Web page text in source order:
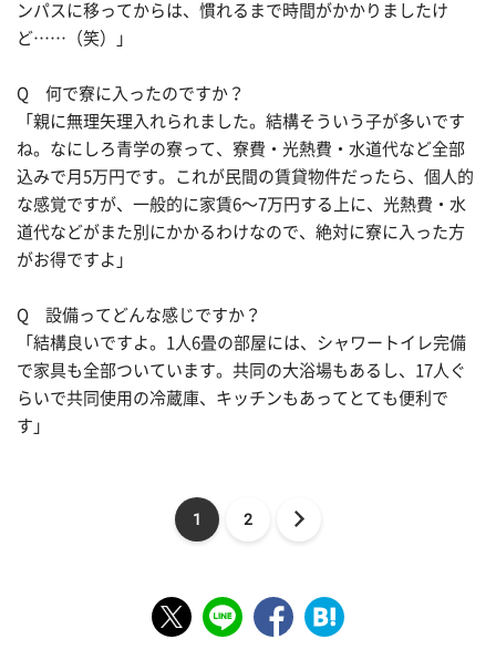
ンパスに移ってからは、慣れるまで時間がかかりましたけ
ど……（笑）」
Q 何で寮に入ったのですか？
「親に無理矢理入れられました。結構そういう子が多いです
ね。なにしろ青学の寮って、寮費・光熱費・水道代など全部
込みで月5万円です。これが民間の賃貸物件だったら、個人的
な感覚ですが、一般的に家賃6〜7万円する上に、光熱費・水
道代などがまた別にかかるわけなので、絶対に寮に入った方
がお得ですよ」
Q 設備ってどんな感じですか？
「結構良いですよ。1人6畳の部屋には、シャワートイレ完備
で家具も全部ついています。共同の大浴場もあるし、17人ぐ
らいで共同使用の冷蔵庫、キッチンもあってとても便利で
す」
1 2